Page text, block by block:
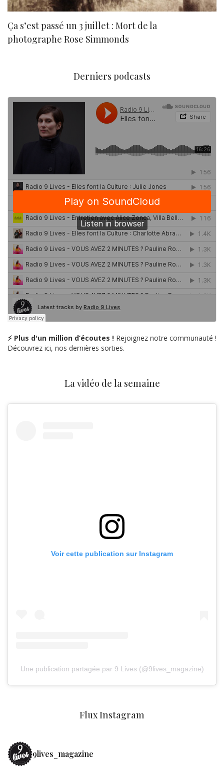
Ça s’est passé un 3 juillet : Mort de la
photographe Rose Simmonds
Derniers podcasts
⚡ Plus d'un million d’écoutes ! Rejoignez notre communauté !
Découvrez ici, nos dernières sorties.
La vidéo de la semaine
Voir cette publication sur Instagram
Une publication partagée par 9 Lives (@9lives_magazine)
Flux Instagram
9lives_magazine